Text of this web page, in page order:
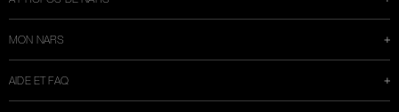
MON NARS
AIDE ET FAQ